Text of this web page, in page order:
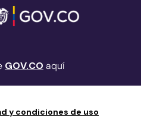
GOV.CO aquí
y condiciones de uso